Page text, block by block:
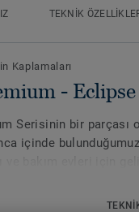
TEKNIK
Kaplamaları
-
Serisinin bir parçası
içinde
Eclipse
seçeneğiyle toplam 56